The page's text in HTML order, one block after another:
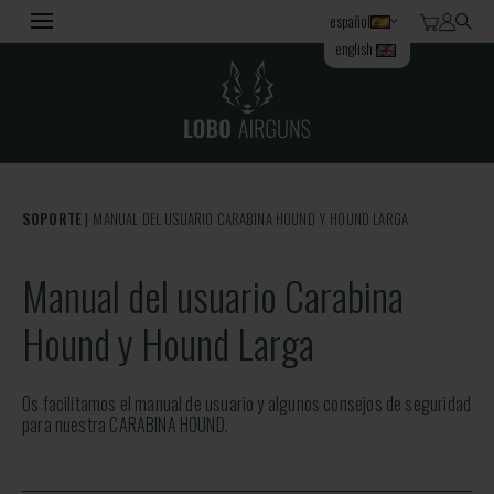
español
english
SOPORTE MANUAL DEL USUARIO CARABINA HOUND Y HOUND LARGA
Manual del usuario Carabina
Hound y Hound Larga
Os facilitamos el manual de usuario y algunos consejos de seguridad
para nuestra CARABINA HOUND.